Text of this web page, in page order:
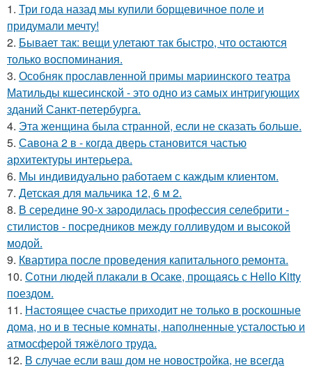
1. Три года назад мы купили борщевичное поле и
придумали мечту!
2. Бывает так: вещи улетают так быстро, что остаются
только воспоминания.
3. Особняк прославленной примы мариинского театра
Матильды кшесинской - это одно из самых интригующих
зданий Санкт-петербурга.
4. Эта женщина была странной, если не сказать больше.
5. Савона 2 в - когда дверь становится частью
архитектуры интерьера.
6. Мы индивидуально работаем с каждым клиентом.
7. Детская для мальчика 12, 6 м 2.
8. В середине 90-х зародилась профессия селебрити -
стилистов - посредников между голливудом и высокой
модой.
9. Квартира после проведения капитального ремонта.
10. Сотни людей плакали в Осаке, прощаясь с Hello Kitty
поездом.
11. Настоящее счастье приходит не только в роскошные
дома, но и в тесные комнаты, наполненные усталостью и
атмосферой тяжёлого труда.
12. В случае если ваш дом не новостройка, не всегда